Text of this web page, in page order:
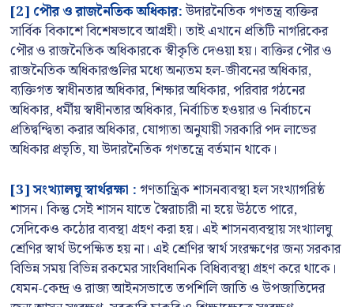
[2] পৌর ও রাজনৈতিক অধিকার:উদারনৈতিক গণতন্ত্র ব্যক্তির
সার্বিক বিকাশে বিশেষভাবে আগ্রহী। তাই এখানে প্রতিটি নাগরিকের
পৌর ও রাজনৈতিক অধিকারকে স্বীকৃতি দেওয়া হয়। ব্যক্তির পৌর ও
রাজনৈতিক অধিকারগুলির মধ্যে অন্যতম হল-জীবনের অধিকার,
ব্যক্তিগত স্বাধীনতার অধিকার, শিক্ষার অধিকার, পরিবার গঠনের
অধিকার, ধর্মীয় স্বাধীনতার অধিকার, নির্বাচিত হওয়ার ও নির্বাচনে
প্রতিদ্বন্দ্বিতা করার অধিকার, যোগ্যতা অনুযায়ী সরকারি পদ লাভের
অধিকার প্রভৃতি, যা উদারনৈতিক গণতন্ত্রে বর্তমান থাকে।
[3] সংখ্যালঘু স্বার্থরক্ষা :গণতান্ত্রিক শাসনব্যবস্থা হল সংখ্যাগরিষ্ঠ
শাসন। কিন্তু সেই শাসন যাতে স্বৈরাচারী না হয়ে উঠতে পারে,
সেদিকেও কঠোর ব্যবস্থা গ্রহণ করা হয়। এই শাসনব্যবস্থায় সংখ্যালঘু
শ্রেণির স্বার্থ উপেক্ষিত হয় না। এই শ্রেণির স্বার্থ সংরক্ষণের জন্য সরকার
বিভিন্ন সময় বিভিন্ন রকমের সাংবিধানিক বিধিব্যবস্থা গ্রহণ করে থাকে।
যেমন-কেন্দ্র ও রাজ্য আইনসভাতে তপশিলি জাতি ও উপজাতিদের